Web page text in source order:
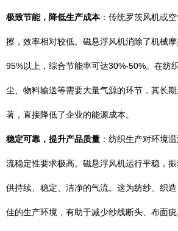
极致节能，降低生产成本：传统罗茨风机或
擦，效率相对较低。磁悬浮风机消除了机械
95%以上，综合节能率可达30%-50%。在纺
尘、物料输送等需要大量气源的环节，其长
著，直接降低了企业的能源成本。
稳定可靠，提升产品质量 ：纺织生产对环境
流稳定性要求极高。磁悬浮风机运行平稳，
供持续、稳定、洁净的气流。这为纺纱、织
佳的生产环境，有助于减少纱线断头、布面